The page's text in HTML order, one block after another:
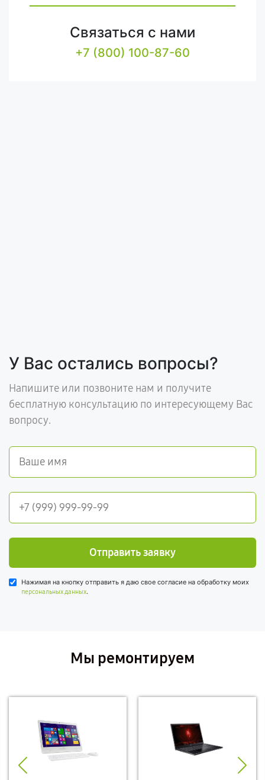
Связаться с нами
+7 (800) 100-87-60
У Вас остались вопросы?
Напишите или позвоните нам и получите
бесплатную консультацию по интересующему Вас
вопросу.
Отправить заявку
Нажимая на кнопку отправить я даю свое согласие на обработку моих
персональных данных.
Мы ремонтируем